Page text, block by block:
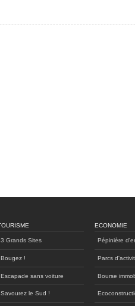
3 Grands Sites
Bougez !
Escapade sans voiture
Savourez le Sud !
ECONOMIE
Pépinière
Parcs
Bourse